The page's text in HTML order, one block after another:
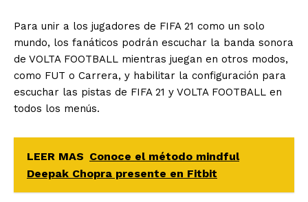
Para unir a los jugadores de FIFA 21 como un solo
mundo, los fanáticos podrán escuchar la banda sonora
de VOLTA FOOTBALL mientras juegan en otros modos,
como FUT o Carrera, y habilitar la configuración para
escuchar las pistas de FIFA 21 y VOLTA FOOTBALL en
todos los menús.
LEER MAS Conoce el método mindful
Deepak Chopra presente en Fitbit